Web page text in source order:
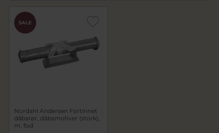
SALE
Nordahl Andersen Fortinnet
dåbsrør, dåbsmotiver (stork),
m. fod